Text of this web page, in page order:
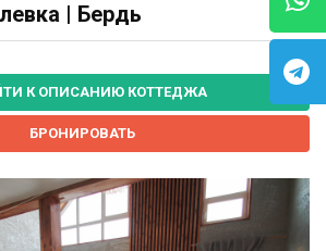
| Бердь
К ОПИСАНИЮ КОТТЕДЖА
БРОНИРОВАТЬ